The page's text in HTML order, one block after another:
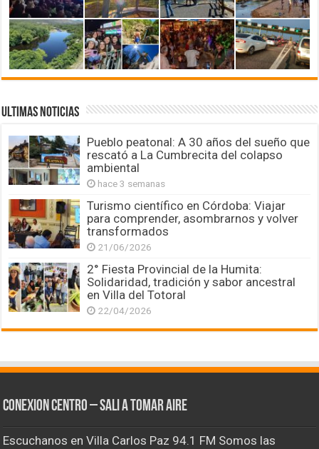
ULTIMAS NOTICIAS
Pueblo peatonal: A 30 años del sueño que
rescató a La Cumbrecita del colapso
ambiental
hace 3 semanas
Turismo científico en Córdoba: Viajar
para comprender, asombrarnos y volver
transformados
21/06/2026
2° Fiesta Provincial de la Humita:
Solidaridad, tradición y sabor ancestral
en Villa del Totoral
22/04/2026
CONEXION CENTRO – Sali a tomar aire
Escuchanos en Villa Carlos Paz 94.1 FM Somos las